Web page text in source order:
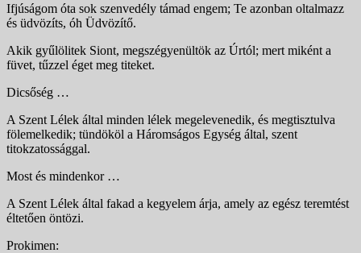
Ifjúságom óta sok szenvedély támad engem; Te azonban oltalmazz
és üdvözíts, óh Üdvözítő.
Akik gyűlölitek Siont, megszégyenültök az Úrtól; mert miként a
füvet, tűzzel éget meg titeket.
Dicsőség …
A Szent Lélek által minden lélek megelevenedik, és meg­tisztulva
fölemelkedik; tündököl a Háromságos Egység által, szent
titokzatossággal.
Most és mindenkor …
A Szent Lélek által fakad a kegyelem árja, amely az egész teremtést
éltetően öntözi.
Prokimen: